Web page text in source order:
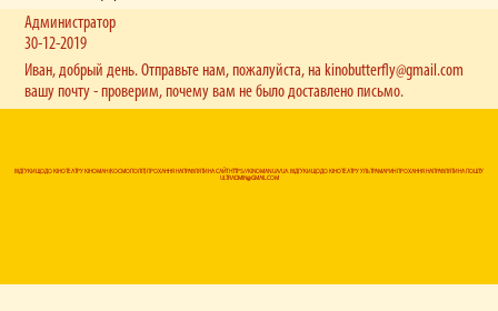
Администратор
30-12-2019
Иван, добрый день. Отправьте нам, пожалуйста, наkinobutterfly@gmail.com
вашу почту - проверим, почему вам не было доставлено письмо.
ВІДГУКИ ЩОДО КІНОТЕАТРУ КІНОМАН (КОСМОПОЛІТ) ПРОХАННЯ НАПРАВЛЯТИ НА САЙТ HTTPS://KINOMAN.UA/UA. ВІДГУКИ ЩОДО КІНОТЕАТРУ УЛЬТРАМАРИН ПРОХАННЯ НАПРАВЛЯТИ НА ПОШТУ
ULTRADMIN@GMAIL.COM